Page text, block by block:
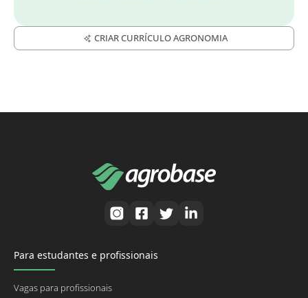
CRIAR CURRÍCULO AGRONOMIA
Para estudantes e profissionais
Vagas para profissionais